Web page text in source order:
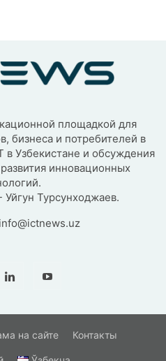
площадкой для
бизнеса и потребителей в
в Узбекистане и обсуждения
инновационных
Турсунходжаев.
info@ictnews.uz
на сайте Контакты